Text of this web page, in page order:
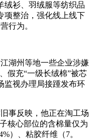
绒衫、羽绒服等纺织品
项整治，强化线上线下
行为。
湖州等地一些企业涉嫌
假充“一级长绒棉”被芯
监视办理局接踵发布环
事反映，他正在淘工场
核心部位的含棉量仅为
）、粘胶纤维（7。